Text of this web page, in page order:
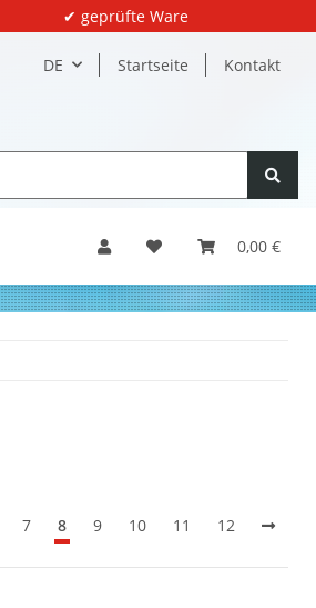
✔ geprüfte Ware
DE Startseite Kontakt
0,00 €
7 8 9 10 11 12